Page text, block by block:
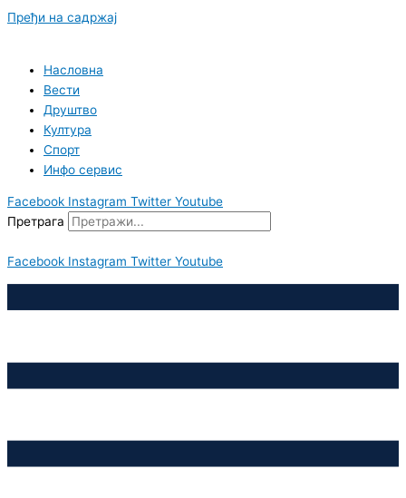
Пређи на садржај
Насловна
Вести
Друштво
Култура
Спорт
Инфо сервис
Facebook Instagram Twitter Youtube
Претрага
Facebook Instagram Twitter Youtube